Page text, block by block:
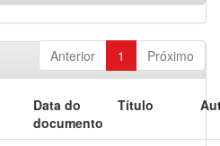
Anterior 1 Próximo
Data do
documento
Título